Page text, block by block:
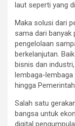
laut seperti yang
Maka solusi dari
sama dari
pengelolaan
berkelanjutan.
bisnis dan
lembaga-lembaga
hingga
Salah satu
bangsa untuk
digital